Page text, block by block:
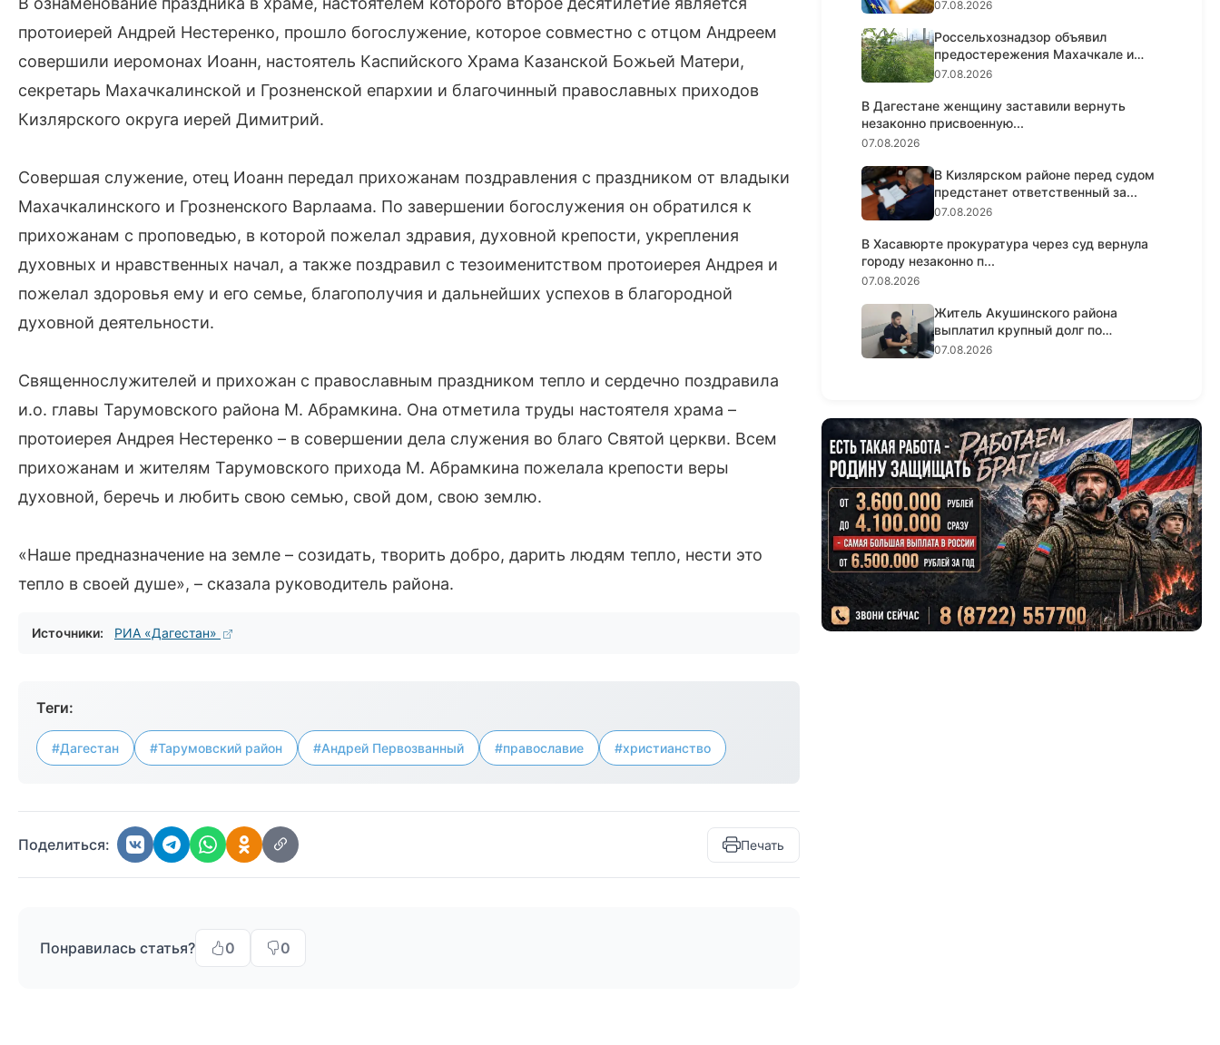
протоиерей Андрей Нестеренко, прошло богослужение, которое совместно с отцом Андреем
совершили иеромонах Иоанн, настоятель Каспийского Храма Казанской Божьей Матери,
секретарь Махачкалинской и Грозненской епархии и благочинный православных приходов
Кизлярского округа иерей Димитрий.
Совершая служение, отец Иоанн передал прихожанам поздравления с праздником от владыки
Махачкалинского и Грозненского Варлаама. По завершении богослужения он обратился к
прихожанам с проповедью, в которой пожелал здравия, духовной крепости, укрепления
духовных и нравственных начал, а также поздравил с тезоименитством протоиерея Андрея и
пожелал здоровья ему и его семье, благополучия и дальнейших успехов в благородной
духовной деятельности.
Священнослужителей и прихожан с православным праздником тепло и сердечно поздравила
и.о. главы Тарумовского района М. Абрамкина. Она отметила труды настоятеля храма –
протоиерея Андрея Нестеренко – в совершении дела служения во благо Святой церкви. Всем
прихожанам и жителям Тарумовского прихода М. Абрамкина пожелала крепости веры
духовной, беречь и любить свою семью, свой дом, свою землю.
«Наше предназначение на земле – созидать, творить добро, дарить людям тепло, нести это
тепло в своей душе», – сказала руководитель района.
Источники: РИА «Дагестан»
Теги:
#Дагестан #Тарумовский район #Андрей Первозванный #православие #христианство
Поделиться: Печать
Понравилась статья? 0 0
07.08.2026
Россельхознадзор объявил
предостережения Махачкале и
Кумторк...
07.08.2026
В Дагестане женщину заставили вернуть
незаконно присвоенную...
07.08.2026
В Кизлярском районе перед судом
предстанет ответственный за...
07.08.2026
В Хасавюрте прокуратура через суд вернула
городу незаконно п...
07.08.2026
Житель Акушинского района
выплатил крупный долг по
алиментам...
07.08.2026